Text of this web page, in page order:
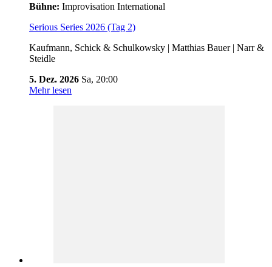
Bühne: Improvisation International
Serious Series 2026 (Tag 2)
Kaufmann, Schick & Schulkowsky | Matthias Bauer | Narr &
Steidle
5. Dez. 2026 Sa, 20:00
Mehr lesen